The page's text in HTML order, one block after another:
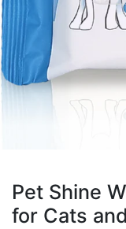
Pet Shine
for Cats